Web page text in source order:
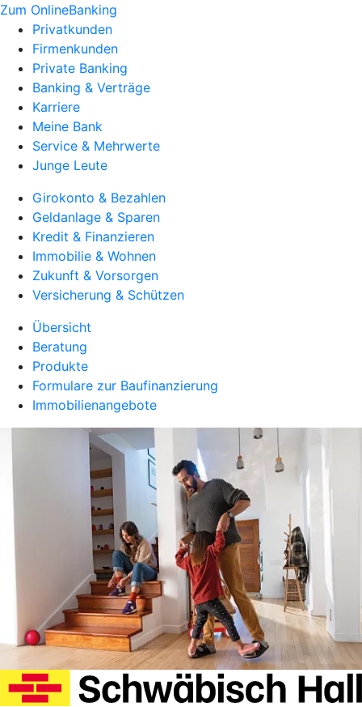
Zum OnlineBanking
Privatkunden
Firmenkunden
Private Banking
Banking & Verträge
Karriere
Meine Bank
Service & Mehrwerte
Junge Leute
Girokonto & Bezahlen
Geldanlage & Sparen
Kredit & Finanzieren
Immobilie & Wohnen
Zukunft & Vorsorgen
Versicherung & Schützen
Übersicht
Beratung
Produkte
Formulare zur Baufinanzierung
Immobilienangebote